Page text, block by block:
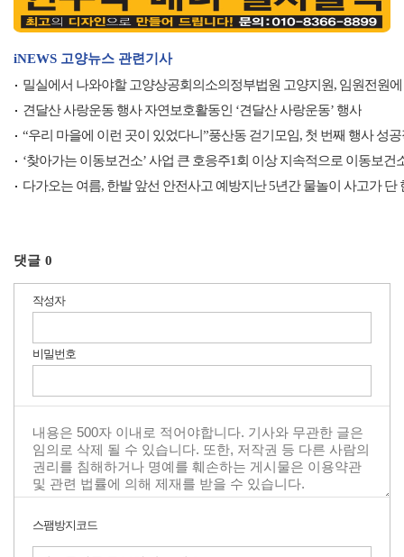
iNEWS 고양뉴스 관련기사
밀실에서 나와야할 고양상공회의소의정부법원 고양지원, 임원전원
견달산 사랑운동 행사 자연보호활동인 ‘견달산 사랑운동’ 행사
“우리 마을에 이런 곳이 있었다니”풍산동 걷기모임, 첫 번째 행사 성
‘찾아가는 이동보건소’ 사업 큰 호응주1회 이상 지속적으로 이동보건
다가오는 여름, 한발 앞선 안전사고 예방지난 5년간 물놀이 사고가 단
댓글 0
작성자
비밀번호
스팸방지코드